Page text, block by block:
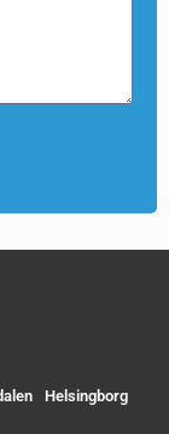
Helsingborg